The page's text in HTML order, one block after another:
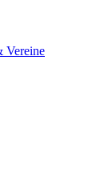
Vereine